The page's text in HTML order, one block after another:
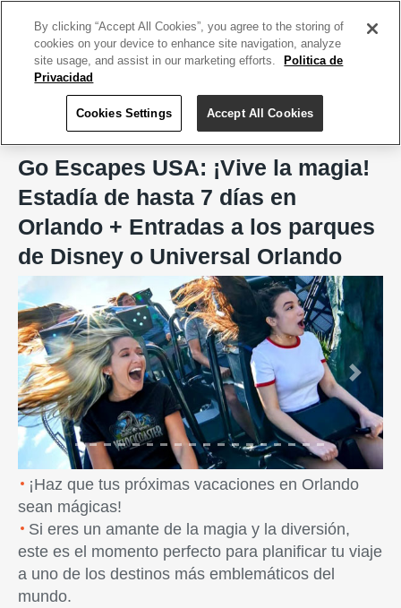
Holiday Resorts USA
Go Escapes USA: ¡Vive la magia!
Estadía de hasta 7 días en
Orlando + Entradas a los parques
de Disney o Universal Orlando
Previous Next
¡Haz que tus próximas vacaciones en Orlando
sean mágicas!
Si eres un amante de la magia y la diversión,
este es el momento perfecto para planificar tu viaje
a uno de los destinos más emblemáticos del
mundo.
By clicking “Accept All Cookies”, you agree to the storing of
cookies on your device to enhance site navigation, analyze
site usage, and assist in our marketing efforts.
Politica de
Privacidad
Cookies Settings Accept All Cookies